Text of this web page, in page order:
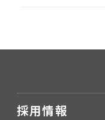
採用情報